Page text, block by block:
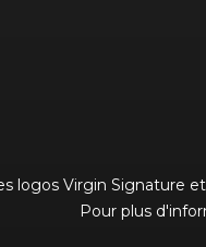
logos Virgin Signature
Pour plus